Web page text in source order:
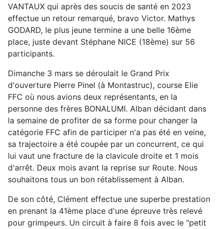
VANTAUX qui après des soucis de santé en 2023
effectue un retour remarqué, bravo Victor. Mathys
GODARD, le plus jeune termine a une belle 16ème
place, juste devant Stéphane NICE (18ème) sur 56
participants.
Dimanche 3 mars se déroulait le Grand Prix
d'ouverture Pierre Pinel (à Montastruc), course Elie
FFC où nous avions deux représentants, en la
personne des frères BONALUMI. Alban décidant dans
la semaine de profiter de sa forme pour changer la
catégorie FFC afin de participer n'a pas été en veine,
sa trajectoire a été coupée par un concurrent, ce qui
lui vaut une fracture de la clavicule droite et 1 mois
d'arrêt. Deux mois avant la reprise sur Route. Nous
souhaitons tous un bon rétablissement à Alban.
De son côté, Clément effectue une superbe prestation
en prenant la 41ème place d'une épreuve très relevé
pour grimpeurs. Un circuit à faire 8 fois avec le "petit